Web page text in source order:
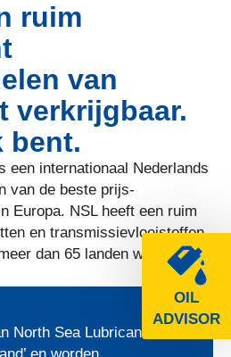
OIL
ADVISOR
ruim
van
verkrijgbaar.
bent.
een internationaal Nederlands
van de beste prijs-
Europa. NSL heeft een ruim
en transmissievloeistoffen
dan 65 landen worden
North Sea Lubricants